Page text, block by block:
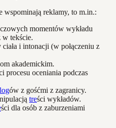
reklamy, to m.in.:
momentów wykładu
tekście.
i intonacji (w połączeniu z
akademickim.
procesu oceniania podczas
ów z gośćmi z zagranicy.
treści wykładów.
ści dla osób z zaburzeniami